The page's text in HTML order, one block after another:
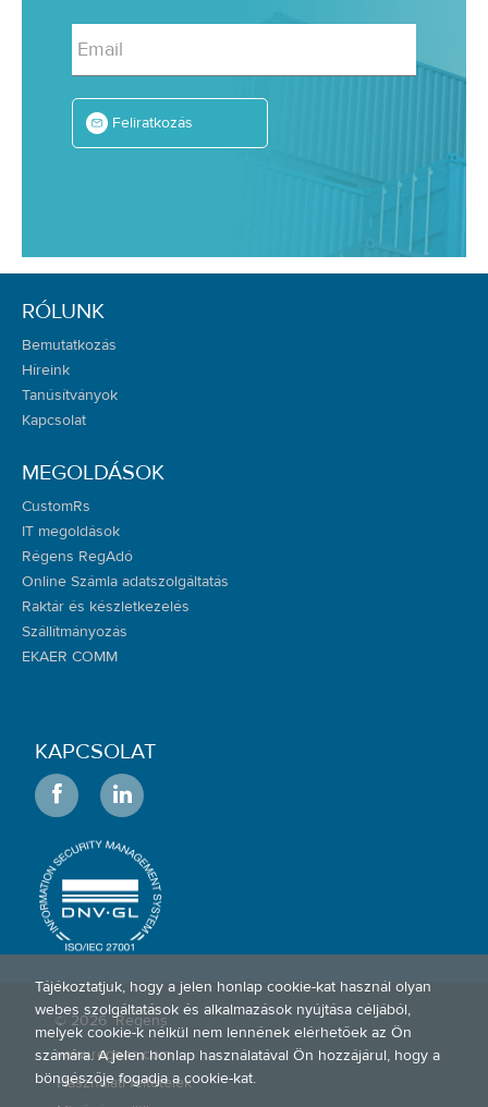
Email
Feliratkozás
RÓLUNK
Bemutatkozás
Híreink
Tanúsítványok
Kapcsolat
MEGOLDÁSOK
CustomRs
IT megoldások
Régens RegAdó
Online Számla adatszolgáltatás
Raktár és készletkezelés
Szállítmányozás
EKAER COMM
KAPCSOLAT
© 2026 Régens
www.regens.com
Használati feltételek
Tájékoztatjuk, hogy a jelen honlap cookie-kat használ olyan
webes szolgáltatások és alkalmazások nyújtása céljából,
melyek cookie-k nélkül nem lennének elérhetőek az Ön
számára. A jelen honlap használatával Ön hozzájárul, hogy a
böngészője fogadja a cookie-kat.